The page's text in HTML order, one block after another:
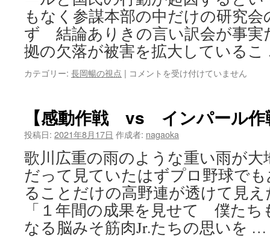
く
「ほ
ほ
笑
み
し」】
もなく参謀本部の中だけの研究
ず 結論ありきの言い訳会が事実
拠の欠落が被害を拡大している
カテゴリー: 長岡暢の視点 | 【愚
力
の
調】
は
コメントを受け付けていません
【感動作戦 vs インパール作
投稿日: 2021年8月17日 作成者: nagaoka
歌川広重の雨のような重い雨が大
だって見ていたはずプロ野球で
ることだけの高野連が透けて見
「１年間の成果を見せて 僕たち
なる脳みそ筋肉Jr.たちの思いを …